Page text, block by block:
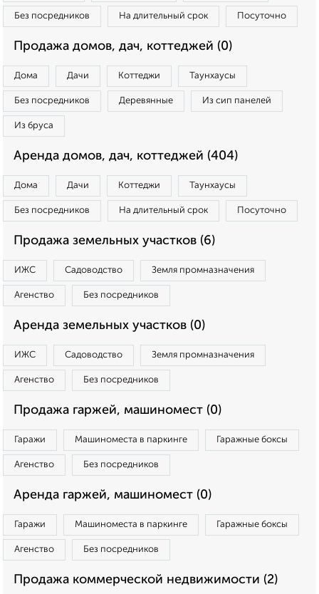
Без посредников На длительный срок Посуточно
Продажа домов, дач, коттеджей (0)
Дома Дачи Коттеджи Таунхаусы
Без посредников Деревянные Из сип панелей
Из бруса
Аренда домов, дач, коттеджей (404)
Дома Дачи Коттеджи Таунхаусы
Без посредников На длительный срок Посуточно
Продажа земельных участков (6)
ИЖС Садоводство Земля промназначения
Агенство Без посредников
Аренда земельных участков (0)
ИЖС Садоводство Земля промназначения
Агенство Без посредников
Продажа гаржей, машиномест (0)
Гаражи Машиноместа в паркинге Гаражные боксы
Агенство Без посредников
Аренда гаржей, машиномест (0)
Гаражи Машиноместа в паркинге Гаражные боксы
Агенство Без посредников
Продажа коммерческой недвижимости (2)